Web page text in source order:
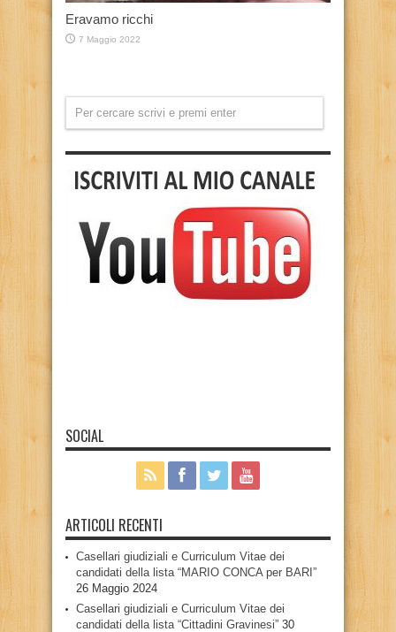
Eravamo ricchi
7 Maggio 2022
SOCIAL
ARTICOLI RECENTI
Casellari giudiziali e Curriculum Vitae dei
candidati della lista “MARIO CONCA per BARI”
26 Maggio 2024
Casellari giudiziali e Curriculum Vitae dei
candidati della lista “Cittadini Gravinesi” 30